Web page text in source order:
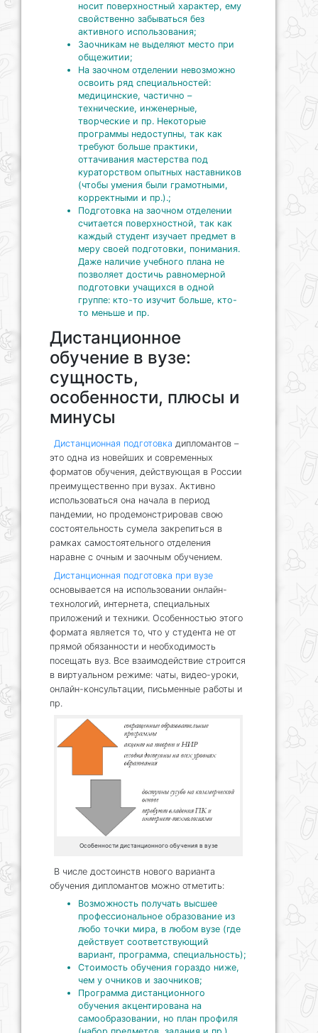
носит поверхностный характер, ему
свойственно забываться без
активного использования;
Заочникам не выделяют место при
общежитии;
На заочном отделении невозможно
освоить ряд специальностей:
медицинские, частично –
технические, инженерные,
творческие и пр. Некоторые
программы недоступны, так как
требуют больше практики,
оттачивания мастерства под
кураторством опытных наставников
(чтобы умения были грамотными,
корректными и пр.).;
Подготовка на заочном отделении
считается поверхностной, так как
каждый студент изучает предмет в
меру своей подготовки, понимания.
Даже наличие учебного плана не
позволяет достичь равномерной
подготовки учащихся в одной
группе: кто-то изучит больше, кто-
то меньше и пр.
Дистанционное
обучение в вузе:
сущность,
особенности, плюсы и
минусы
Дистанционная подготовка дипломантов –
это одна из новейших и современных
форматов обучения, действующая в России
преимущественно при вузах. Активно
использоваться она начала в период
пандемии, но продемонстрировав свою
состоятельность сумела закрепиться в
рамках самостоятельного отделения
наравне с очным и заочным обучением.
Дистанционная подготовка при вузе
основывается на использовании онлайн-
технологий, интернета, специальных
приложений и техники. Особенностью этого
формата является то, что у студента не от
прямой обязанности и необходимость
посещать вуз. Все взаимодействие строится
в виртуальном режиме: чаты, видео-уроки,
онлайн-консультации, письменные работы и
пр.
Особенности дистанционного обучения в вузе
В числе достоинств нового варианта
обучения дипломантов можно отметить:
Возможность получать высшее
профессиональное образование из
любо точки мира, в любом вузе (где
действует соответствующий
вариант, программа, специальность);
Стоимость обучения гораздо ниже,
чем у очников и заочников;
Программа дистанционного
обучения акцентирована на
самообразовании, но план профиля